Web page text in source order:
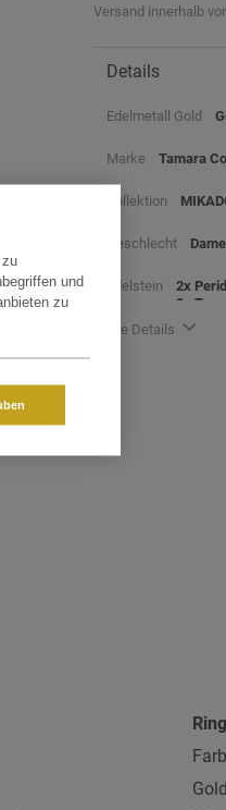
Versand innerhalb
Details
Edelmetall Gold
Marke Tamara
Kollektion
Geschlecht
Edelstein
2x
2x
alle Details
und
zu